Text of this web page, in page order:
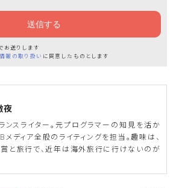
お送りします
報の取り扱い に同意したものとします
夜
ンスライター。元プログラマーの知見を活か
メディア全般のライティングを担当。趣味は、
と旅行で、近年は海外旅行に行けないのが